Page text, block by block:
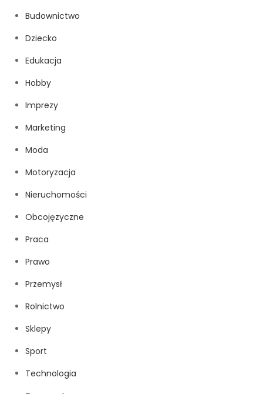
Budownictwo
Dziecko
Edukacja
Hobby
Imprezy
Marketing
Moda
Motoryzacja
Nieruchomości
Obcojęzyczne
Praca
Prawo
Przemysł
Rolnictwo
Sklepy
Sport
Technologia